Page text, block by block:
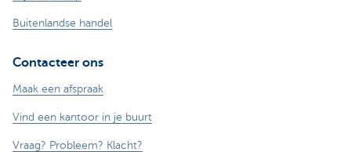
Buitenlandse handel
Contacteer ons
Maak een afspraak
Vind een kantoor in je buurt
Vraag? Probleem? Klacht?